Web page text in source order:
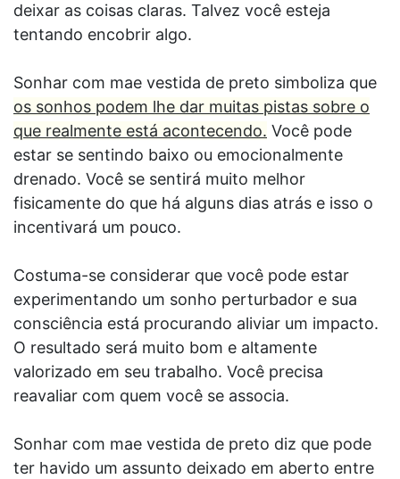
deixar as coisas claras. Talvez você esteja
tentando encobrir algo.
Sonhar com mae vestida de preto simboliza que
os sonhos podem lhe dar muitas pistas sobre o
que realmente está acontecendo. Você pode
estar se sentindo baixo ou emocionalmente
drenado. Você se sentirá muito melhor
fisicamente do que há alguns dias atrás e isso o
incentivará um pouco.
Costuma-se considerar que você pode estar
experimentando um sonho perturbador e sua
consciência está procurando aliviar um impacto.
O resultado será muito bom e altamente
valorizado em seu trabalho. Você precisa
reavaliar com quem você se associa.
Sonhar com mae vestida de preto diz que pode
ter havido um assunto deixado em aberto entre